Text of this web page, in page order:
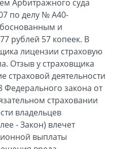
Арбитражного суда
по делу № А40-
и
рублей 57 копеек. В
лицензии страховую
Отзыв у страховщика
страховой деятельности
Федерального закона от
страховании
владельцев
- Закон) влечет
выплаты